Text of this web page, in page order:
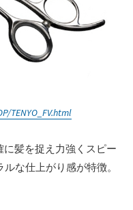
TENYO_FV.html
に髪を捉え力強くスピー
な仕上がり感が特徴。